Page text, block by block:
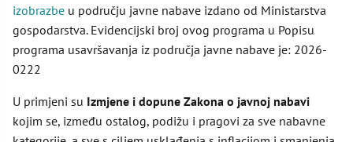
izobrazbe u području javne nabave izdano od Ministarstva
gospodarstva. Evidencijski broj ovog programa u Popisu
programa usavršavanja iz područja javne nabave je: 2026-
0222
U primjeni su Izmjene i dopune Zakona o javnoj nabavi
kojim se, između ostalog, podižu i pragovi za sve nabavne